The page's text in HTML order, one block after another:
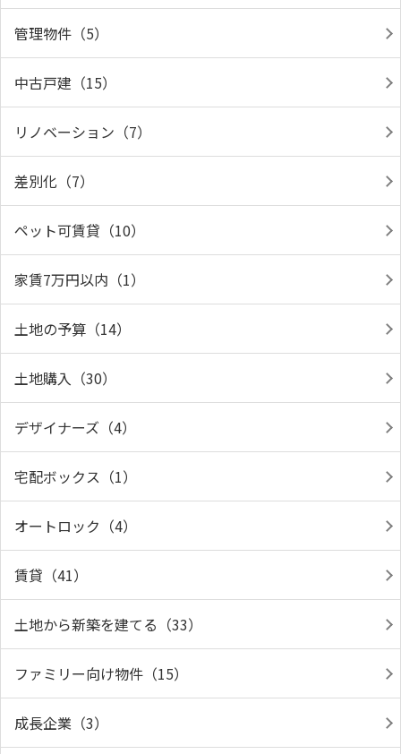
管理物件（5）
中古戸建（15）
リノベーション（7）
差別化（7）
ペット可賃貸（10）
家賃7万円以内（1）
土地の予算（14）
土地購入（30）
デザイナーズ（4）
宅配ボックス（1）
オートロック（4）
賃貸（41）
土地から新築を建てる（33）
ファミリー向け物件（15）
成長企業（3）